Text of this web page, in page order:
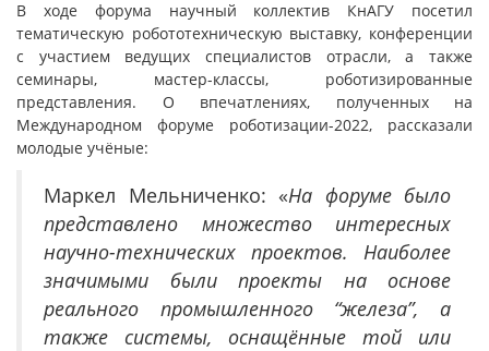
В ходе форума научный коллектив КнАГУ посетил
тематическую робототехническую выставку, конференции
с участием ведущих специалистов отрасли, а также
семинары, мастер-классы, роботизированные
представления. О впечатлениях, полученных на
Международном форуме роботизации-2022, рассказали
молодые учёные:
Маркел Мельниченко: «На форуме было
представлено множество интересных
научно-технических проектов. Наиболее
значимыми были проекты на основе
реального промышленного “железа”, а
также системы, оснащённые той или